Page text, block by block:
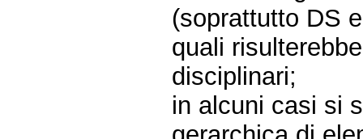
(soprattutto DS
quali
disciplinari;
in alcuni casi si